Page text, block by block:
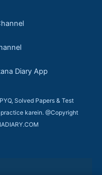
Diary App
Solved Papers & Test
karein. @Copyright